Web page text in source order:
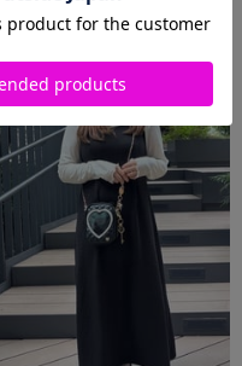
2026.08.07